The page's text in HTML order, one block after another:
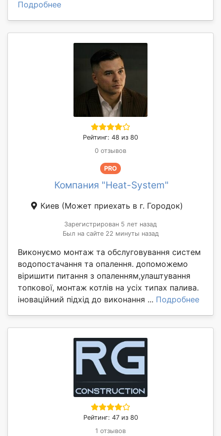
Подробнее
Рейтинг: 48 из 80
0 отзывов
PRO
Компания "Heat-System"
Киев (Может приехать в г. Городок)
Зарегистрирован 5 лет назад
Был на сайте 22 минуты назад
Виконуємо монтаж та обслуговування систем
водопостачання та опалення. допоможемо
віришити питання з опаленням,улаштування
топкової, монтаж котлів на усіх типах палива.
іноваційний підхід до виконання ... Подробнее
Рейтинг: 47 из 80
1 отзывов